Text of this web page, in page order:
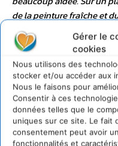
Gérer le
cookies
Nous utilisons des
stocker et/ou accéder aux
Nous le faisons pour
Consentir à ces
données telles que le
uniques sur ce site. Le fait
consentement peut avoir
fonctionnalités et
de la peinture fraîche et
Par ailleurs, Oliver
se déroule dans une
« C’était fondamental
être détendues pendant
approuve :« J’avais
car c’était un peu le
les scènes les plus
de calme que d’habitude. »